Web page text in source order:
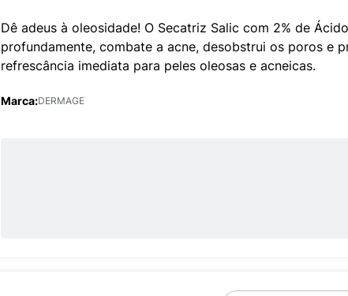
Dê adeus à oleosidade! O Secatriz Salic com 2% de
profundamente, combate a acne, desobstrui os poros e
refrescância imediata para peles oleosas e acneicas.
Marca:DERMAGE